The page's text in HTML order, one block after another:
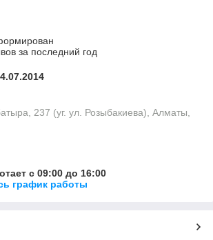
за последний год
237 (уг. ул. Розыбакиева), Алматы,
с 09:00 до 16:00
график работы